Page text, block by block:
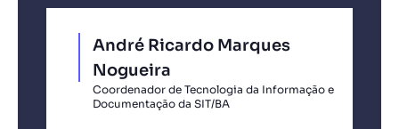
André Ricardo Marques
Nogueira
Coordenador de Tecnologia da Informação e
Documentação da SIT/BA